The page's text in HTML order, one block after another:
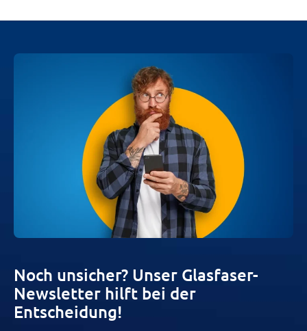
Noch unsicher? Unser Glasfaser-
Newsletter hilft bei der
Entscheidung!